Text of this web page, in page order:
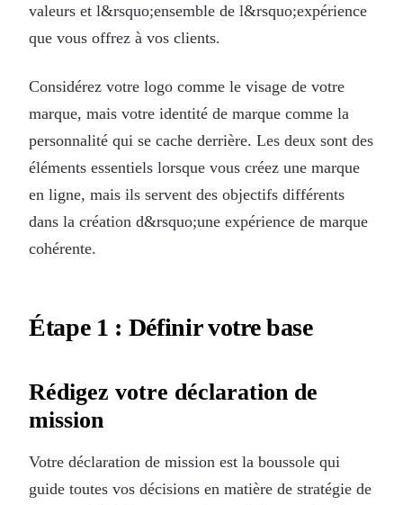
valeurs et l&rsquo;ensemble de l&rsquo;expérience
que vous offrez à vos clients.
Considérez votre logo comme le visage de votre
marque, mais votre identité de marque comme la
personnalité qui se cache derrière. Les deux sont des
éléments essentiels lorsque vous créez une marque
en ligne, mais ils servent des objectifs différents
dans la création d&rsquo;une expérience de marque
cohérente.
Étape 1 : Définir votre base
Rédigez votre déclaration de
mission
Votre déclaration de mission est la boussole qui
guide toutes vos décisions en matière de stratégie de